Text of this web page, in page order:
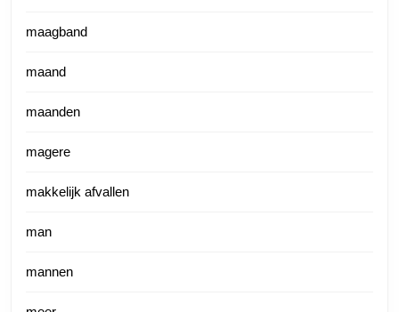
maagband
maand
maanden
magere
makkelijk afvallen
man
mannen